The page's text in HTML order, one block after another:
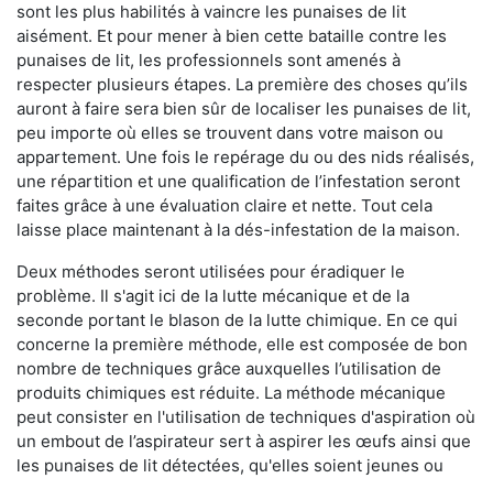
sont les plus habilités à vaincre les punaises de lit
aisément. Et pour mener à bien cette bataille contre les
punaises de lit, les professionnels sont amenés à
respecter plusieurs étapes. La première des choses qu’ils
auront à faire sera bien sûr de localiser les punaises de lit,
peu importe où elles se trouvent dans votre maison ou
appartement. Une fois le repérage du ou des nids réalisés,
une répartition et une qualification de l’infestation seront
faites grâce à une évaluation claire et nette. Tout cela
laisse place maintenant à la dés-infestation de la maison.
Deux méthodes seront utilisées pour éradiquer le
problème. Il s'agit ici de la lutte mécanique et de la
seconde portant le blason de la lutte chimique. En ce qui
concerne la première méthode, elle est composée de bon
nombre de techniques grâce auxquelles l’utilisation de
produits chimiques est réduite. La méthode mécanique
peut consister en l'utilisation de techniques d'aspiration où
un embout de l’aspirateur sert à aspirer les œufs ainsi que
les punaises de lit détectées, qu'elles soient jeunes ou